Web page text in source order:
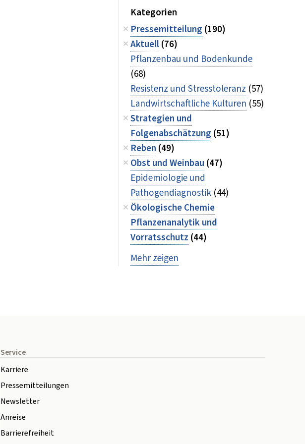
Kategorien
Pressemitteilung (190)
Aktuell(76)
Pflanzenbau und Bodenkunde
(68)
Resistenz und Stresstoleranz (57)
Landwirtschaftliche Kulturen (55)
Strategien und
Folgenabschätzung (51)
Reben (49)
Obst und Weinbau (47)
Epidemiologie und
Pathogendiagnostik (44)
Ökologische Chemie
Pflanzenanalytik und
Vorratsschutz (44)
Mehr zeigen
Service
Karriere
Pressemitteilungen
Newsletter
Anreise
Barrierefreiheit